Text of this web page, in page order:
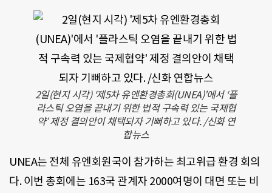
2일(현지 시각) ‘제5차 유엔환경총회(UNEA)’에서 ‘플
라스틱 오염을 끝내기 위한 법적 구속력 있는 국제협
약’ 제정 결의안이 채택되자 기뻐하고 있다. /신화 연
합뉴스
UNEA는 전체 유엔회원국이 참가하는 최고위급 환경 회의
다. 이번 총회에는 163국 관계자 2000여명이 대면 또는 비